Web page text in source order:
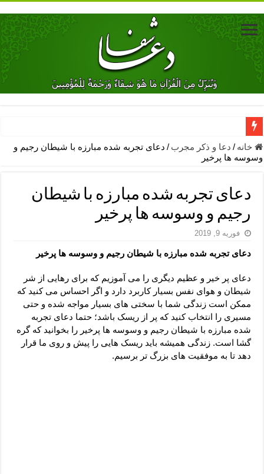
دعای جلب محبت فوری معشوق – دعای جلب محبت شوهر
دعای مشکل گشا برای رفع فقر – ذکرهای روزی‌ بخش
معجزات دعای یا من اظهر الجمیل – دعای یا من اظهر الجمیل برای
مهم ترین اذکار الهی و فضیلت آن ها – ذکر مخصوص مستجاب الدعوه
دعا برای ترس بچه ها در خواب – دعای ترس و بی خوابی کودکان
لا حول ولا قوة الا بالله برای چشم زخم – دعای چشم زخم ماشاالله
دعای قوی رفع ترس – دعای مجرب برای آرامش قلب و رفع اضطراب
دعا برای پولدار شدن در یک روز – دعای ثروت حضرت سلیمان
خانه / دعا و ذکر مجرب / دعای تجربه شده مبارزه با شیطان رجیم و
وسوسه ها پرخیر
دعای تجربه شده مبارزه با شیطان
رجیم و وسوسه ها پرخیر
فوریه 9, 2019
دعای تجربه شده مبارزه با شیطان رجیم و وسوسه ها پرخیر
دعای پر خیر و عظیم دیگری را می آموزیم که برای رهایی از شر
شیطان و هوای نفس بسیار کاربرد دارد و اگر احساس می کنید که
ممکن است زندگی شما با سختی های بسیار مواجه شده و حتی
مسیری را انتخاب کنید که پر از ریسک باشد؛ حتما دعای تجربه
شده مبارزه با شیطان رجیم و وسوسه ها پرخیر را بخوانید که گره
گشا است. زندگی همیشه باید ریسک هایی را پیش و روی ما قرار
دهد تا به موفقیت های بزرگ تر برسیم.